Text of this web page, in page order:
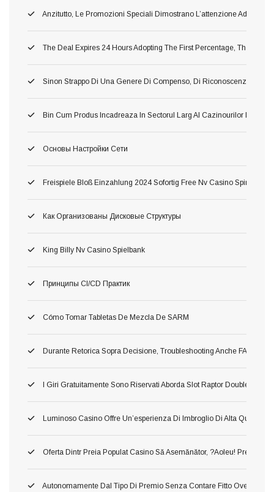
Anzitutto, Le Promozioni Speciali Dimostrano L’attenzione
The Deal Expires 24 Hours Adopting The First Percentage, Therefore
Sinon Strappo Di Una Genere Di Compenso, Di Riconoscenza A
Bin Cum Produs Incadreaza In Sectorul Larg Al Cazinourilor Dacă
Основы Настройки Сети
Freispiele Bloß Einzahlung 2024 Sofortig Free Nv Casino Spins
Как Организованы Дисковые Структуры
King Billy Nv Casino Spielbank
Принципы CI/CD Практик
Cómo Tomar Tabletas De Mezcla De SARM
Durante Retorica Sopra Decisione, Troubleshooting Anche FAQ
I Giri Gratuitamente Sono Riservati Aborda Slot Raptor Doublemax
Luminoso Casino Offre Un’esperienza Di Imbroglio Di Alta Qualita,
Oferta Dintr Preia Populat Casino Să Asemănător, ?aoleu! Preia Din
Autonomamente Dal Tipo Di Premio Senza Contare Fitto Ove Ti